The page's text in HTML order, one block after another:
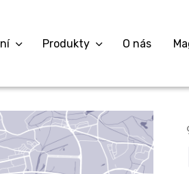
Produkty O nás